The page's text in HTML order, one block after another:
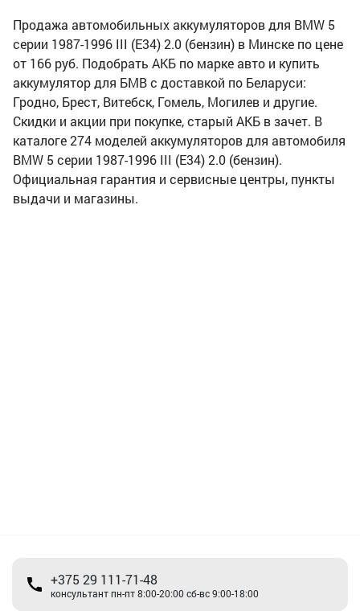
Продажа автомобильных аккумуляторов для BMW 5
серии 1987-1996 III (E34) 2.0 (бензин) в Минске по цене
от 166 руб. Подобрать АКБ по марке авто и купить
аккумулятор для БМВ с доставкой по Беларуси:
Гродно, Брест, Витебск, Гомель, Могилев и другие.
Скидки и акции при покупке, старый АКБ в зачет. В
каталоге 274 моделей аккумуляторов для автомобиля
BMW 5 серии 1987-1996 III (E34) 2.0 (бензин).
Официальная гарантия и сервисные центры, пункты
выдачи и магазины.
+375 29 111-71-48
консультант пн-пт 8:00-20:00 сб-вс 9:00-18:00